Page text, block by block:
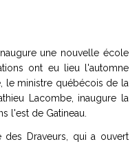
une nouvelle école
ont eu lieu l'automne
le ministre québécois de la
Lacombe, inaugure la
l'est de Gatineau.
des Draveurs, qui a ouvert